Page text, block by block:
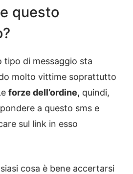
questo
tipo di messaggio sta
molto vittime soprattutto
forze dell’ordine, quindi,
a questo sms e
sul link in esso
cosa è bene accertarsi